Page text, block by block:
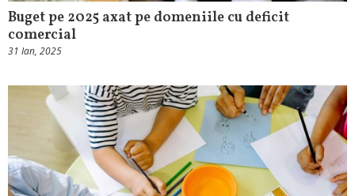
Buget pe 2025 axat pe domeniile cu deficit
comercial
31 Ian, 2025